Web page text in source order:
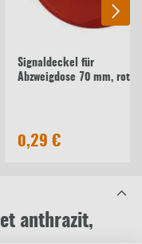
Signaldeckel für
Abzweigdose 70 mm, rot
0,29 €
anthrazit,